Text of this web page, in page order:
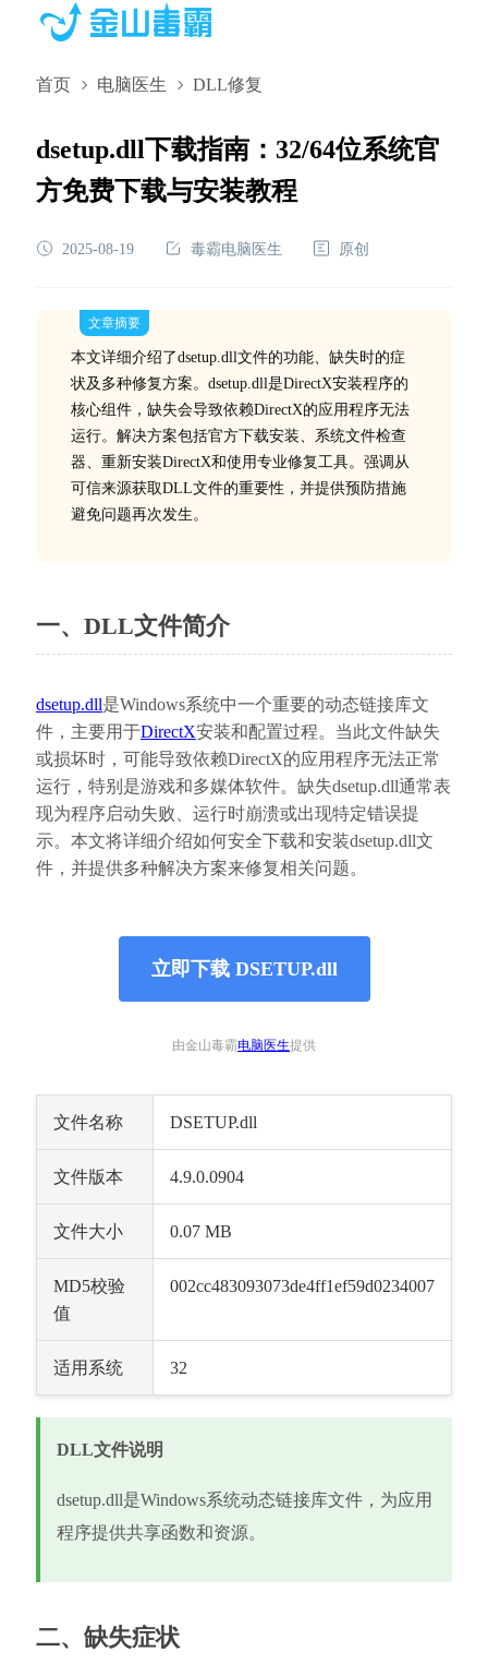
首页 电脑医生 DLL修复
dsetup.dll下载指南：32/64位系统官
方免费下载与安装教程
2025-08-19 毒霸电脑医生 原创
文章摘要
本文详细介绍了dsetup.dll文件的功能、缺失时的症
状及多种修复方案。dsetup.dll是DirectX安装程序的
核心组件，缺失会导致依赖DirectX的应用程序无法
运行。解决方案包括官方下载安装、系统文件检查
器、重新安装DirectX和使用专业修复工具。强调从
可信来源获取DLL文件的重要性，并提供预防措施
避免问题再次发生。
一、DLL文件简介
dsetup.dll是Windows系统中一个重要的动态链接库文
件，主要用于DirectX安装和配置过程。当此文件缺失
或损坏时，可能导致依赖DirectX的应用程序无法正常
运行，特别是游戏和多媒体软件。缺失dsetup.dll通常表
现为程序启动失败、运行时崩溃或出现特定错误提
示。本文将详细介绍如何安全下载和安装dsetup.dll文
件，并提供多种解决方案来修复相关问题。
立即下载 DSETUP.dll
由金山毒霸电脑医生提供
文件名称 DSETUP.dll
文件版本 4.9.0.0904
文件大小 0.07 MB
MD5校验
值
002cc483093073de4ff1ef59d0234007
适用系统 32
DLL文件说明
dsetup.dll是Windows系统动态链接库文件，为应用
程序提供共享函数和资源。
二、缺失症状